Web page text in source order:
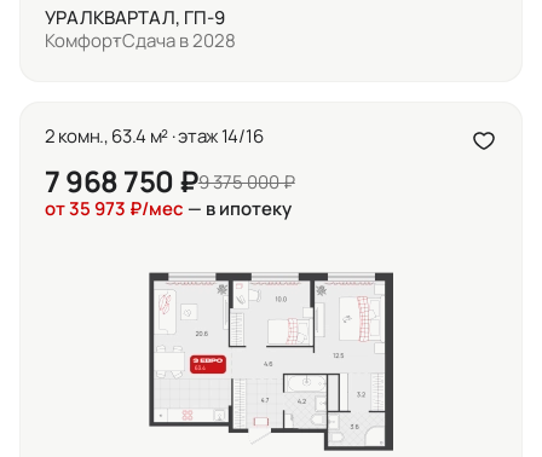
УРАЛКВАРТАЛ, ГП-9
КомфортСдача в 2028
2 комн., 63.4 м² · этаж 14/16
7 968 750 ₽9 375 000 ₽
от 35 973 ₽/мес — в ипотеку